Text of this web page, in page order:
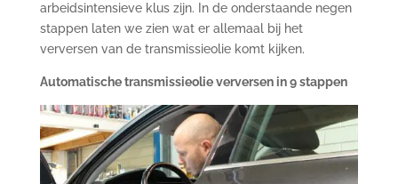
arbeidsintensieve klus zijn. In de onderstaande negen
stappen laten we zien wat er allemaal bij het
verversen van de transmissieolie komt kijken.
Automatische transmissieolie verversen in 9 stappen